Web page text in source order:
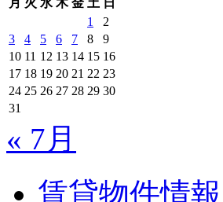
1
2
3
4 5 6 7 8
9
10 11 12 13 14 15 16
17 18 19 20 21 22 23
24 25 26 27 28 29 30
31
« 7月
賃貸物件情報